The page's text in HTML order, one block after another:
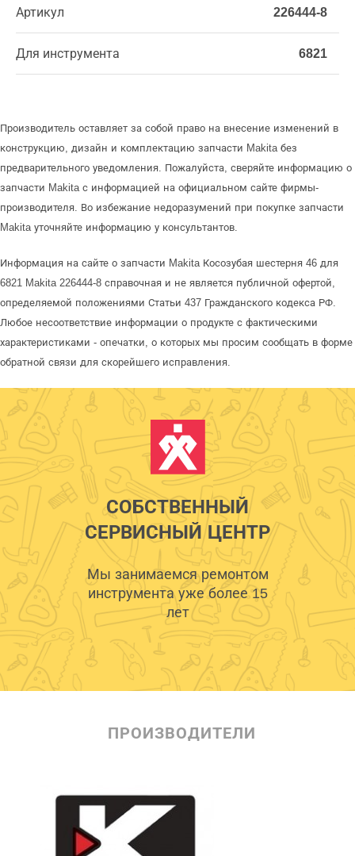
Артикул 226444-8
Для инструмента 6821
Производитель оставляет за собой право на внесение изменений в
конструкцию, дизайн и комплектацию запчасти Makita без
предварительного уведомления. Пожалуйста, сверяйте информацию о
запчасти Makita с информацией на официальном сайте фирмы-
производителя. Во избежание недоразумений при покупке запчасти
Makita уточняйте информацию у консультантов.
Информация на сайте о запчасти Makita Косозубая шестерня 46 для
6821 Makita 226444-8 справочная и не является публичной офертой,
определяемой положениями Статьи 437 Гражданского кодекса РФ.
Любое несоответствие информации о продукте с фактическими
характеристиками - опечатки, о которых мы просим сообщать в форме
обратной связи для скорейшего исправления.
СОБСТВЕННЫЙ
СЕРВИСНЫЙ ЦЕНТР
Мы занимаемся ремонтом
инструмента уже более 15
лет
ПРОИЗВОДИТЕЛИ